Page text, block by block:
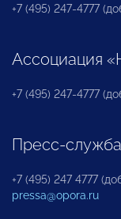
+7 (495) 247-4777
Ассоциация
+7 (495) 247-4777
Пресс-служба
+7 (495) 247 4777
pressa@opora.ru